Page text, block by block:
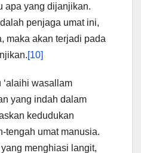
apa yang dijanjikan.
penjaga umat ini,
maka akan terjadi pada
[10]
wasallam
yang indah dalam
kedudukan
tengah umat manusia.
menghiasi langit,